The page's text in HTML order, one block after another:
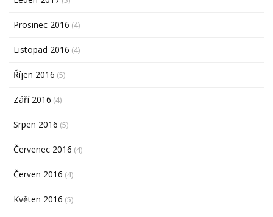
Prosinec 2016 (4)
Listopad 2016 (4)
Říjen 2016 (5)
Září 2016 (4)
Srpen 2016 (5)
Červenec 2016 (4)
Červen 2016 (4)
Květen 2016 (5)